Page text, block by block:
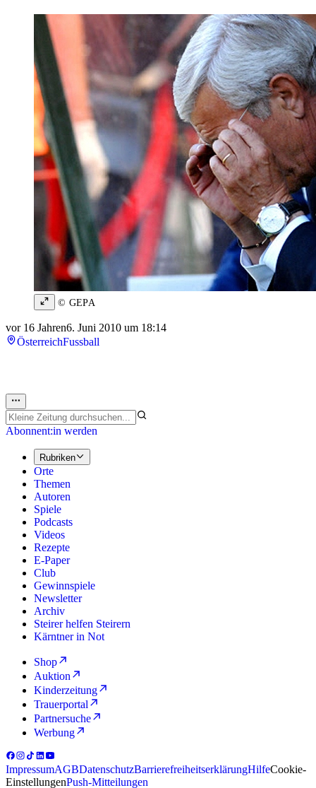
© GEPA
vor 16 Jahren6. Juni 2010 um 18:14
ÖsterreichFussball
Abonnent:in werden
Rubriken
Orte
Themen
Autoren
Spiele
Podcasts
Videos
Rezepte
E-Paper
Club
Gewinnspiele
Newsletter
Archiv
Steirer helfen Steirern
Kärntner in Not
Shop
Auktion
Kinderzeitung
Trauerportal
Partnersuche
Werbung
ImpressumAGBDatenschutzBarrierefreiheitserklärungHilfeCookie-
EinstellungenPush-Mitteilungen